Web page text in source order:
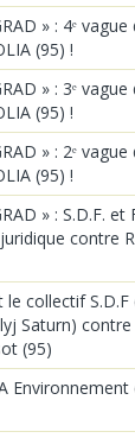
» : 4ᵉ
(95) !
» : 3ᵉ
(95) !
» : 2ᵉ
(95) !
» : S.D.F. et
contre
collectif
Saturn)
(95)
Environnement